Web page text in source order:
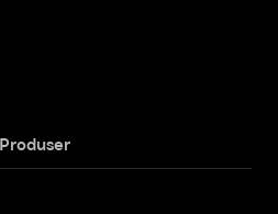
Produser